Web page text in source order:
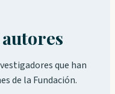
que han
de la Fundación.